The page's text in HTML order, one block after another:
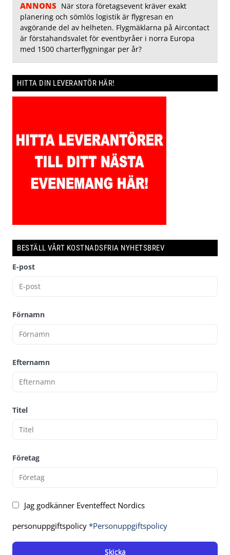
ANNONS När stora företagsevent kräver exakt
planering och sömlös logistik är flygresan en
avgörande del av helheten. Flygmäklarna på Aircontact
är förstahandsvalet för eventbyråer i norra Europa
med 1500 charterflygningar per år?
HITTA DIN LEVERANTÖR HÄR!
BESTÄLL VÅRT KOSTNADSFRIA NYHETSBREV
E-post
Förnamn
Efternamn
Titel
Företag
Jag godkänner Eventeffect Nordics
personuppgiftspolicy *Personuppgiftspolicy
Skicka